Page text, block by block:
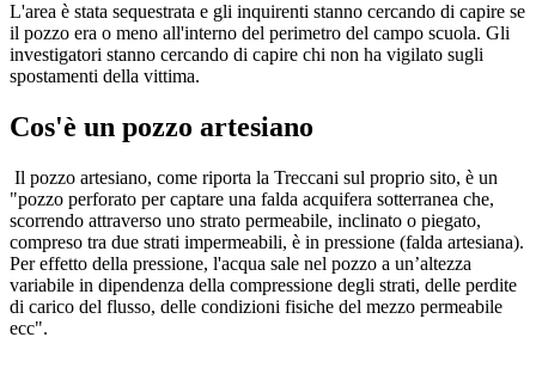
L'area è stata sequestrata e gli inquirenti stanno cercando di capire se
il pozzo era o meno all'interno del perimetro del campo scuola. Gli
investigatori stanno cercando di capire chi non ha vigilato sugli
spostamenti della vittima.
Cos'è un pozzo artesiano
Il pozzo artesiano, come riporta la Treccani sul proprio sito, è un
"pozzo perforato per captare una falda acquifera sotterranea che,
scorrendo attraverso uno strato permeabile, inclinato o piegato,
compreso tra due strati impermeabili, è in pressione (falda artesiana).
Per effetto della pressione, l'acqua sale nel pozzo a un’altezza
variabile in dipendenza della compressione degli strati, delle perdite
di carico del flusso, delle condizioni fisiche del mezzo permeabile
ecc".